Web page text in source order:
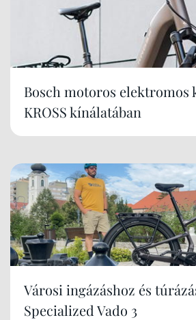
Bosch motoros elektromos
KROSS kínálatában
Városi ingázáshoz és
Specialized Vado 3